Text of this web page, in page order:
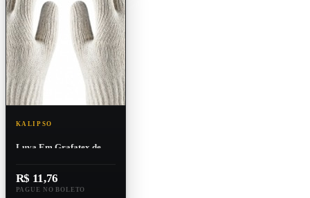
KALIPSO
Luva Em Grafatex de
Ca:8293
R$ 11,76
PAGUE NO BOLETO